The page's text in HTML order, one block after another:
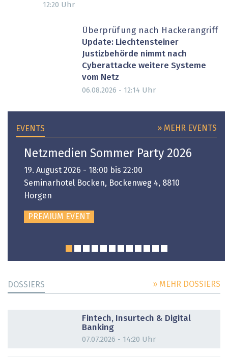
12:20 Uhr
Überprüfung nach Hackerangriff
Update: Liechtensteiner
Justizbehörde nimmt nach
Cyberattacke weitere Systeme
vom Netz
06.08.2026 - 12:14 Uhr
EVENTS » MEHR EVENTS
Netzmedien Sommer Party 2026
19. August 2026 - 18:00 bis 22:00
Seminarhotel Bocken, Bockenweg 4, 8810
Horgen
PREMIUM EVENT
DOSSIERS » MEHR DOSSIERS
Fintech, Insurtech & Digital
Banking
07.07.2026 - 14:20 Uhr